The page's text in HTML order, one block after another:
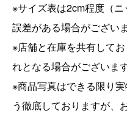
※サイズ表は2cm程度（
誤差がある場合がござい
※店舗と在庫を共有して
れとなる場合がございます
※商品写真はできる限り
う徹底しておりますが、